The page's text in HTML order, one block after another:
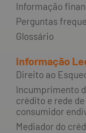
Informação
Perguntas
Glossário
Informação
Direito ao
Incumprimento
crédito e rede
consumidor
Mediador do